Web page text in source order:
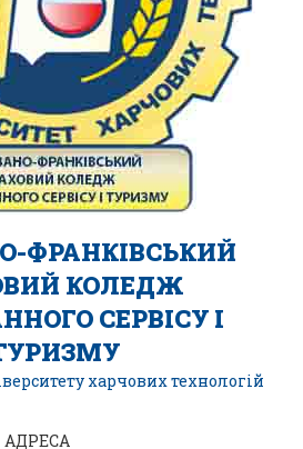
ФРАНКІВСЬКИЙ
КОЛЕДЖ
СЕРВІСУ І
харчових технологій